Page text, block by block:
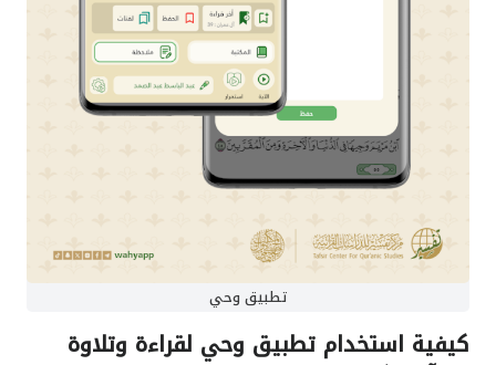
تطبيق وحي
كيفية استخدام تطبيق وحي لقراءة وتلاوة